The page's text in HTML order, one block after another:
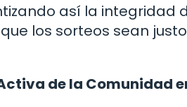
así la integridad
los sorteos sean
de la Comunidad